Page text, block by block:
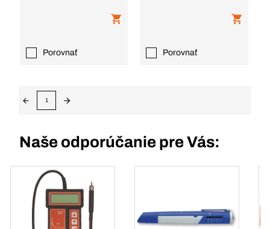
Porovnať Porovnať
1
Naše odporúčanie pre Vás: